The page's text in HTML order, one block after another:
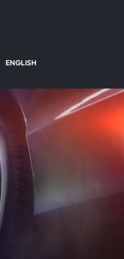
ENGLISH